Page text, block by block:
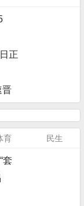
正
晋
育 民生
套